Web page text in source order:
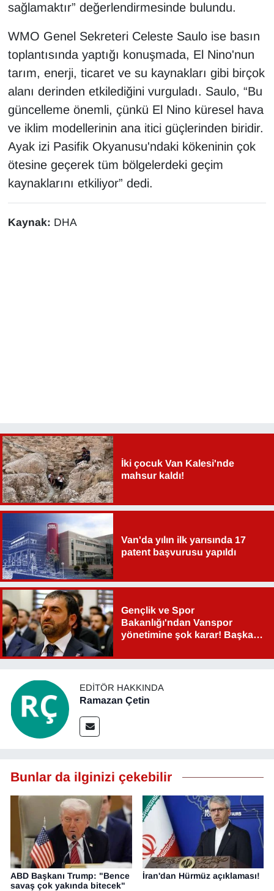
sağlamaktır” değerlendirmesinde bulundu.
WMO Genel Sekreteri Celeste Saulo ise basın
toplantısında yaptığı konuşmada, El Nino'nun
tarım, enerji, ticaret ve su kaynakları gibi birçok
alanı derinden etkilediğini vurguladı. Saulo, “Bu
güncelleme önemli, çünkü El Nino küresel hava
ve iklim modellerinin ana itici güçlerinden biridir.
Ayak izi Pasifik Okyanusu'ndaki kökeninin çok
ötesine geçerek tüm bölgelerdeki geçim
kaynaklarını etkiliyor” dedi.
Kaynak: DHA
İki çocuk Van Kalesi'nde
mahsur kaldı!
Van'da yılın ilk yarısında 17
patent başvurusu yapıldı
Gençlik ve Spor
Bakanlığı'ndan Vanspor
yönetimine şok karar! Başkan
EDITÖR HAKKINDA
Ramazan Çetin
Bunlar da ilginizi çekebilir
ABD Başkanı Trump: "Bence
savaş çok yakında bitecek"
İran'dan Hürmüz açıklaması!
YAŞAM
YEREL